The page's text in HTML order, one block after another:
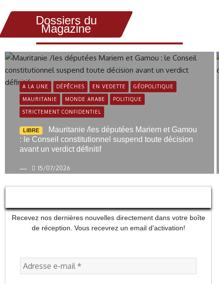
Dossiers du
Magazine
A LA UNE DÉPÊCHES EN VEDETTE GÉOPOLITIQUE
MAURITANIE MONDE ARABE POLITIQUE
STRICTEMENT CONFIDENTIEL
LIBRE
Mauritanie /les députées Mariem et Gamou
: le Conseil constitutionnel suspend toute décision
avant un verdict définitif
15/07/2026
Recevez nos dernières nouvelles directement dans votre boîte
de réception. Vous recevrez un email d'activation!